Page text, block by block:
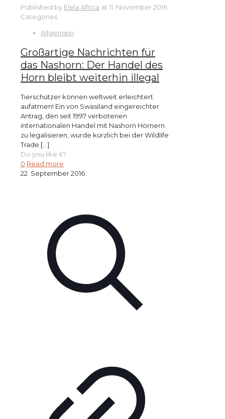
Published by Elela Africa at 11. November 2016
Categories
Allgemein
Großartige Nachrichten für
das Nashorn: Der Handel des
Horn bleibt weiterhin illegal
Tierschützer können weltweit erleichtert
aufatmen! Ein von Swasiland eingereichter
Antrag, den seit 1997 verbotenen
internationalen Handel mit Nashorn Hörnern
zu legalisieren, wurde kürzlich bei der Wildlife
Trade […]
Do you like it?
0 Read more
22. September 2016